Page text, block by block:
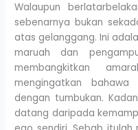
Walaupun
sebenarnya bukan
atas gelanggang. Ini
maruah dan
membangkitkan
mengingatkan
dengan tumbukan.
datang daripada